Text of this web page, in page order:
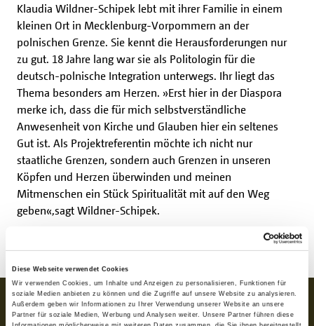
Diese Webseite verwendet Cookies
Wir verwenden Cookies, um Inhalte und Anzeigen zu personalisieren, Funktionen für
soziale Medien anbieten zu können und die Zugriffe auf unsere Website zu analysieren.
Außerdem geben wir Informationen zu Ihrer Verwendung unserer Website an unsere
Partner für soziale Medien, Werbung und Analysen weiter. Unsere Partner führen diese
Klaudia Wildner-Schipek lebt mit ihrer Familie in einem
kleinen Ort in Mecklenburg-Vorpommern an der
polnischen Grenze. Sie kennt die Herausforderungen nur
zu gut. 18 Jahre lang war sie als Politologin für die
deutsch-polnische Integration unterwegs. Ihr liegt das
Thema besonders am Herzen. »Erst hier in der Diaspora
merke ich, dass die für mich selbstverständliche
Anwesenheit von Kirche und Glauben hier ein seltenes
Gut ist. Als Projektreferentin möchte ich nicht nur
staatliche Grenzen, sondern auch Grenzen in unseren
Köpfen und Herzen überwinden und meinen
Mitmenschen ein Stück Spiritualität mit auf den Weg
geben«,sagt Wildner-Schipek.
Weitere Informationen zur Projektstelle
BANKVERBINDUNG
für Spenden: